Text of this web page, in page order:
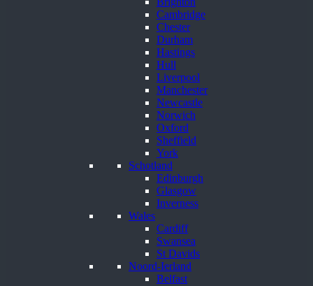
Cambridge
Chester
Durham
Hastings
Hull
Liverpool
Manchester
Newcastle
Norwich
Oxford
Sheffield
York
Schotland
Edinburgh
Glasgow
Inverness
Wales
Cardiff
Swansea
St Davids
Noord-Ierland
Belfast